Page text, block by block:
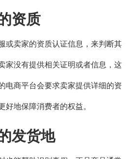
资质
或卖家的资质认证信息，来判断其
家没有提供相关证明或者信息，这
电商平台会要求卖家提供详细的资
好地保障消费者的权益。
发货地